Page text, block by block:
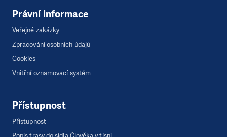
Právní informace
Veřejné zakázky
Zpracování osobních údajů
Cookies
Vnitřní oznamovací systém
Přístupnost
Přístupnost